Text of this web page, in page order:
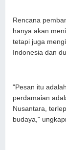
Rencana
hanya akan
tetapi juga
Indonesia dan
"Pesan itu
perdamaian
Nusantara,
budaya,"